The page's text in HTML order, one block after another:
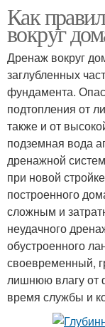
Как
вокруг
Дренаж вокруг
заглубленных
фундамента.
подтопления от
также и от
подземная вода
дренажной
при новой
построенного
сложным и
неудачного
обустроенного
своевременный,
лишнюю влагу от
время службы и